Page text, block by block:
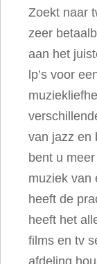
Zoekt naar
zeer
aan het
lp’s voor
van jazz en
bent u
muziek van
heeft de
heeft het
films en tv
afdeling